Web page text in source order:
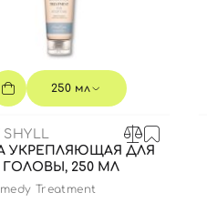
250 мл
УКРЕПЛЯЮЩАЯ ДЛЯ
250 МЛ
Treatment